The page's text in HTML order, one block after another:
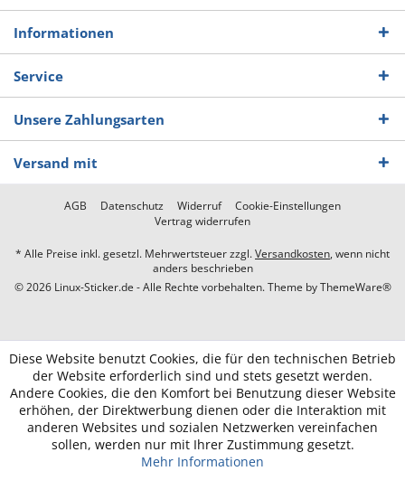
Informationen
Service
Unsere Zahlungsarten
Versand mit
AGB Datenschutz Widerruf
Cookie-Einstellungen
Vertrag widerrufen
* Alle Preise inkl. gesetzl. Mehrwertsteuer zzgl.Versandkosten, wenn nicht
anders beschrieben
© 2026 Linux-Sticker.de - Alle Rechte vorbehalten. Theme byThemeWare®
Diese Website benutzt Cookies, die für den technischen Betrieb
der Website erforderlich sind und stets gesetzt werden.
Andere Cookies, die den Komfort bei Benutzung dieser Website
erhöhen, der Direktwerbung dienen oder die Interaktion mit
anderen Websites und sozialen Netzwerken vereinfachen
sollen, werden nur mit Ihrer Zustimmung gesetzt.
Mehr Informationen